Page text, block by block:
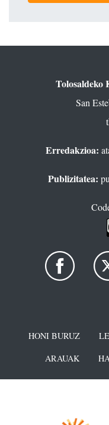
Tolosaldeko
San
Erredakzioa:
Publizitatea:
HONI BURUZ
ARAUAK